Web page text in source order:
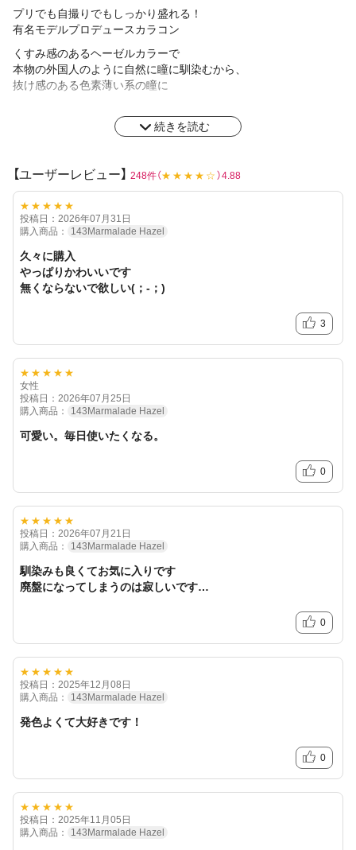
プリでも自撮りでもしっかり盛れる！
有名モデルプロデュースカラコン
くすみ感のあるヘーゼルカラーで
本物の外国人のように自然に瞳に馴染むから、
抜け感のある色素薄い系の瞳に
花粉症には一般的に花粉がつきにくいとされる
非イオン素材の低含水レンズがおすすめ！
続きを読む
【ユーザーレビュー】 248件（★★★★☆ ）4.88
★★★★★
投稿日：2026年07月31日
購入商品：
143Marmalade Hazel
久々に購入
やっぱりかわいいです
無くならないで欲しい(；-；)
3
★★★★★
女性
投稿日：2026年07月25日
購入商品：
143Marmalade Hazel
可愛い。毎日使いたくなる。
0
★★★★★
投稿日：2026年07月21日
購入商品：
143Marmalade Hazel
馴染みも良くてお気に入りです
廃盤になってしまうのは寂しいです…
0
★★★★★
投稿日：2025年12月08日
購入商品：
143Marmalade Hazel
発色よくて大好きです！
0
★★★★★
投稿日：2025年11月05日
購入商品：
143Marmalade Hazel